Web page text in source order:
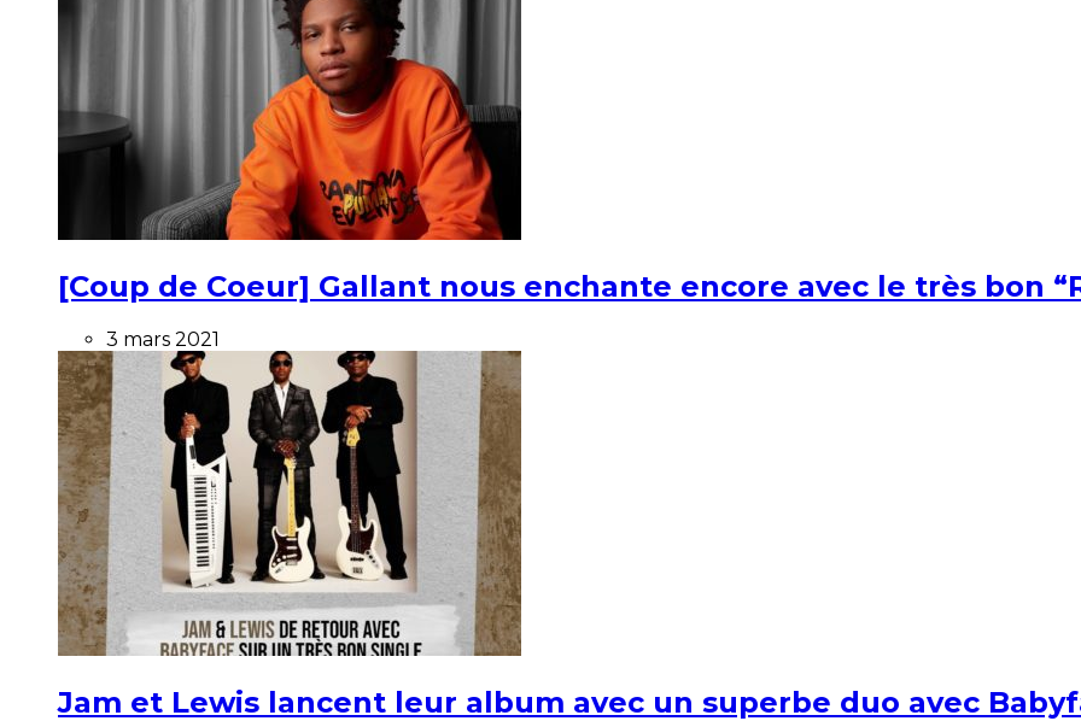
[Coup de Coeur] Gallant nous enchante encore avec le très bon
3 mars 2021
Jam et Lewis lancent leur album avec un superbe duo avec